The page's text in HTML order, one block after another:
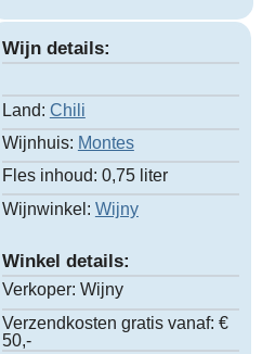
Wijn details:
Land: Chili
Wijnhuis: Montes
Fles inhoud: 0,75 liter
Wijnwinkel: Wijny
Winkel details:
Verkoper: Wijny
Verzendkosten gratis vanaf: €
50,-